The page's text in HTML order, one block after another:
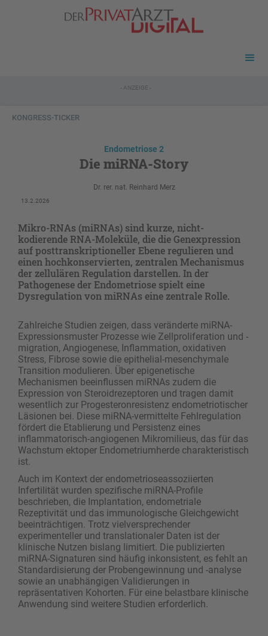
- ANZEIGE -
KONGRESS-TICKER
Endometriose 2
Die miRNA-Story
Dr. rer. nat. Reinhard Merz
13.2.2026
Mikro-RNAs (miRNAs) sind kurze, nicht-
kodierende RNA-Moleküle, die die Genexpression
auf posttranskriptioneller Ebene regulieren und
einen hochkonservierten, zentralen Mechanismus
der zellulären Regulation darstellen. In der
Pathogenese der Endometriose spielt eine
Dysregulation von miRNAs eine zentrale Rolle.
Zahlreiche Studien zeigen, dass veränderte miRNA-
Expressionsmuster Prozesse wie Zellproliferation und -
migration, Angiogenese, Inflammation, oxidativen
Stress, Fibrose sowie die epithelial-mesenchymale
Transition modulieren. Über epigenetische
Mechanismen beeinflussen miRNAs zudem die
Expression von Steroidrezeptoren und tragen damit
wesentlich zur Progesteronresistenz endometriotischer
Läsionen bei. Diese miRNA-vermittelte Fehlregulation
fördert die Etablierung und Persistenz eines
inflammatorisch-angiogenen Mikromilieus, das für das
Wachstum ektoper Endometriumherde charakteristisch
ist.
Auch im Kontext der endometrioseassoziierten
Infertilität wurden spezifische miRNA-Profile
beschrieben, die Implantation, endometriale
Rezeptivität und das immunologische Gleichgewicht
beeinträchtigen. Trotz vielversprechender
experimenteller und translationaler Daten ist der
klinische Nutzen bislang limitiert. Die publizierten
miRNA-Signaturen sind häufig inkonsistent, es fehlt an
Standardisierung der Probengewinnung und -analyse
sowie an unabhängigen Validierungen in
repräsentativen Kohorten. Für eine belastbare klinische
Anwendung sind weitere Studien erforderlich.